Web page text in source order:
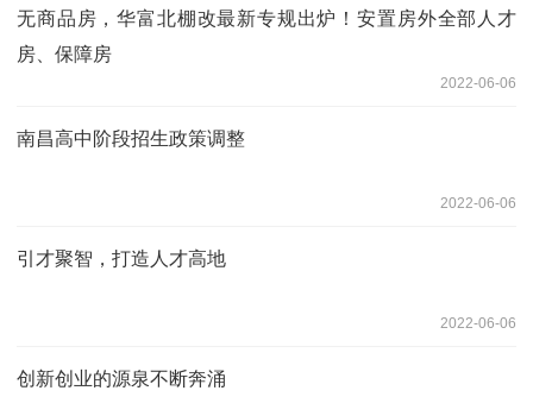
无商品房，华富北棚改最新专规出炉！安置房外全部人才
房、保障房
2022-06-06
南昌高中阶段招生政策调整
2022-06-06
引才聚智，打造人才高地
2022-06-06
创新创业的源泉不断奔涌